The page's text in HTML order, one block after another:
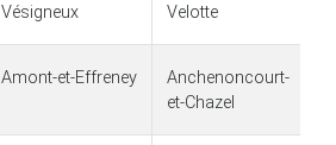
Vésigneux
Velotte
Amont-et-Effreney
Anchenoncourt-
et-Chazel